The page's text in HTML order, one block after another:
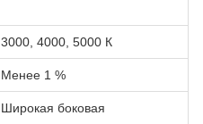
3000, 4000, 5000 К
Менее 1 %
Широкая боковая